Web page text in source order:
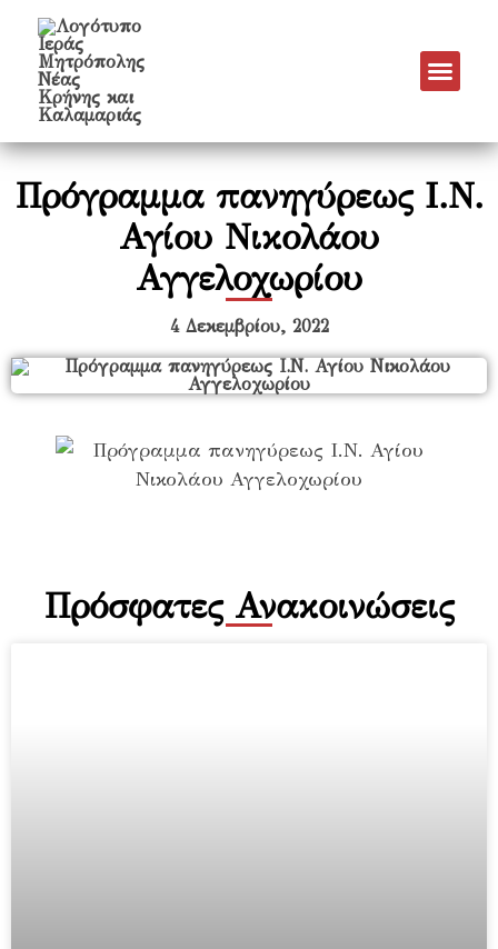
Πρόγραμμα πανηγύρεως Ι.Ν.
Αγίου Νικολάου
Αγγελοχωρίου
4 Δεκεμβρίου, 2022
Πρόσφατες Ανακοινώσεις